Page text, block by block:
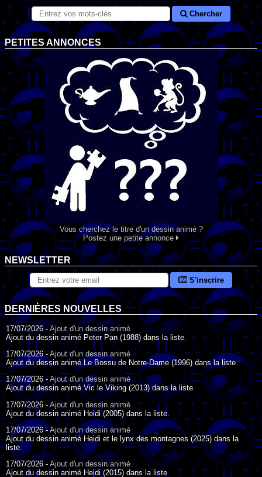
Chercher
PETITES ANNONCES
Vous cherchez le titre d'un dessin animé ?
Postez une petite annonce
NEWSLETTER
S'inscrire
DERNIÈRES NOUVELLES
17/07/2026 -Ajout d'un dessin animé
Ajout du dessin animé Peter Pan (1988) dans la liste.
17/07/2026 - Ajout d'un dessin animé
Ajout du dessin animé Le Bossu de Notre-Dame (1996) dans la liste.
17/07/2026 - Ajout d'un dessin animé
Ajout du dessin animé Vic le Viking (2013) dans la liste.
17/07/2026 -Ajout d'un dessin animé
Ajout du dessin animé Heidi (2005) dans la liste.
17/07/2026 -Ajout d'un dessin animé
Ajout du dessin animé Heidi et le lynx des montagnes (2025) dans la
liste.
17/07/2026 -Ajout d'un dessin animé
Ajout du dessin animé Heidi (2015) dans la liste.